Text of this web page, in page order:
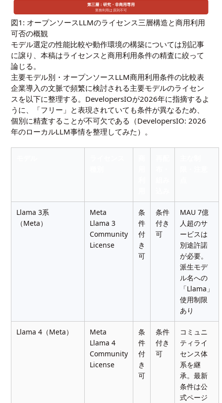
第三層：研究・非商用専用
業務利用は原則不可
図1: オープンソースLLMのライセンス三層構造と商用利用
可否の概観
モデル選定の性能比較や動作環境の構築については別記事
に譲り、本稿はライセンスと商用利用条件の精査に絞って
論じる。
主要モデル別・オープンソースLLM商用利用条件の比較表
企業導入の文脈で頻繁に検討される主要モデルのライセン
スを以下に整理する。DevelopersIOが2026年に指摘するよ
うに、「フリー」と表現されていても条件が異なるため、
個別に精査することが不可欠である（DevelopersIO: 2026
年のローカルLLM事情を整理してみた ）。
Llama 3系
（Meta）
Meta
Llama 3
Community
License
条
件
付
き
可
条件
付き
可
MAU 7億
人超のサ
ービスは
別途許諾
が必要。
派生モデ
ル名への
「Llama」
使用制限
あり
Llama 4（Meta）
Meta
Llama 4
Community
License
条
件
付
き
可
条件
付き
可
コミュニ
ティライ
センス体
系を継
承。最新
条件は公
式ページ